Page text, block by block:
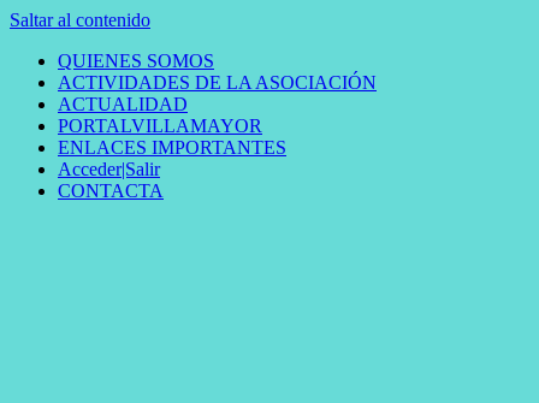
Saltar al contenido
QUIENES SOMOS
ACTIVIDADES DE LA ASOCIACIÓN
ACTUALIDAD
PORTALVILLAMAYOR
ENLACES IMPORTANTES
Acceder|Salir
CONTACTA